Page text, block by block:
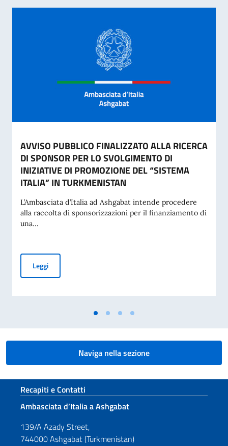
AVVISO PUBBLICO FINALIZZATO ALLA RICERCA
DI SPONSOR PER LO SVOLGIMENTO DI
INIZIATIVE DI PROMOZIONE DEL “SISTEMA
ITALIA” IN TURKMENISTAN
L’Ambasciata d’Italia ad Ashgabat intende procedere
alla raccolta di sponsorizzazioni per il finanziamento di
una...
LeggiAVVISO PUBBLICO FINALIZZATO ALLA RICERCA DI
Naviga nella sezione
Sezione footer
Recapiti e Contatti
Ambasciata d’Italia a Ashgabat
139/A Azady Street,
744000 Ashgabat (Turkmenistan)